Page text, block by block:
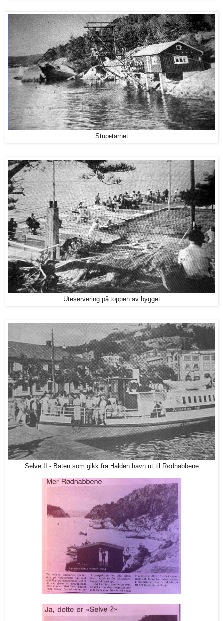
Stupetårnet
Uteservering på toppen av bygget
Selve II - Båten som gikk fra Halden havn ut til Rødnabbene